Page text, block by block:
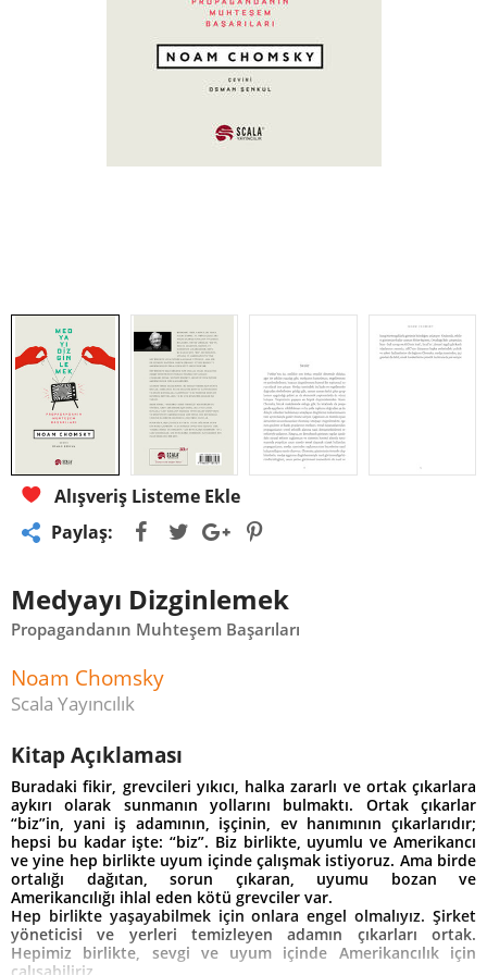
Alışveriş Listeme Ekle
Paylaş:
Medyayı Dizginlemek
Propagandanın Muhteşem Başarıları
Noam Chomsky
Scala Yayıncılık
Kitap Açıklaması
Buradaki fikir, grevcileri yıkıcı, halka zararlı ve ortak çıkarlara
aykırı olarak sunmanın yollarını bulmaktı. Ortak çıkarlar
“biz”in, yani iş adamının, işçinin, ev hanımının çıkarlarıdır;
hepsi bu kadar işte: “biz”. Biz birlikte, uyumlu ve Amerikancı
ve yine hep birlikte uyum içinde çalışmak istiyoruz. Ama birde
ortalığı dağıtan, sorun çıkaran, uyumu bozan ve
Amerikancılığı ihlal eden kötü grevciler var.
Hep birlikte yaşayabilmek için onlara engel olmalıyız. Şirket
yöneticisi ve yerleri temizleyen adamın çıkarları ortak.
Hepimiz birlikte, sevgi ve uyum içinde Amerikancılık için